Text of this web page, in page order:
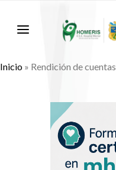
Inicio » Rendición de cuentas